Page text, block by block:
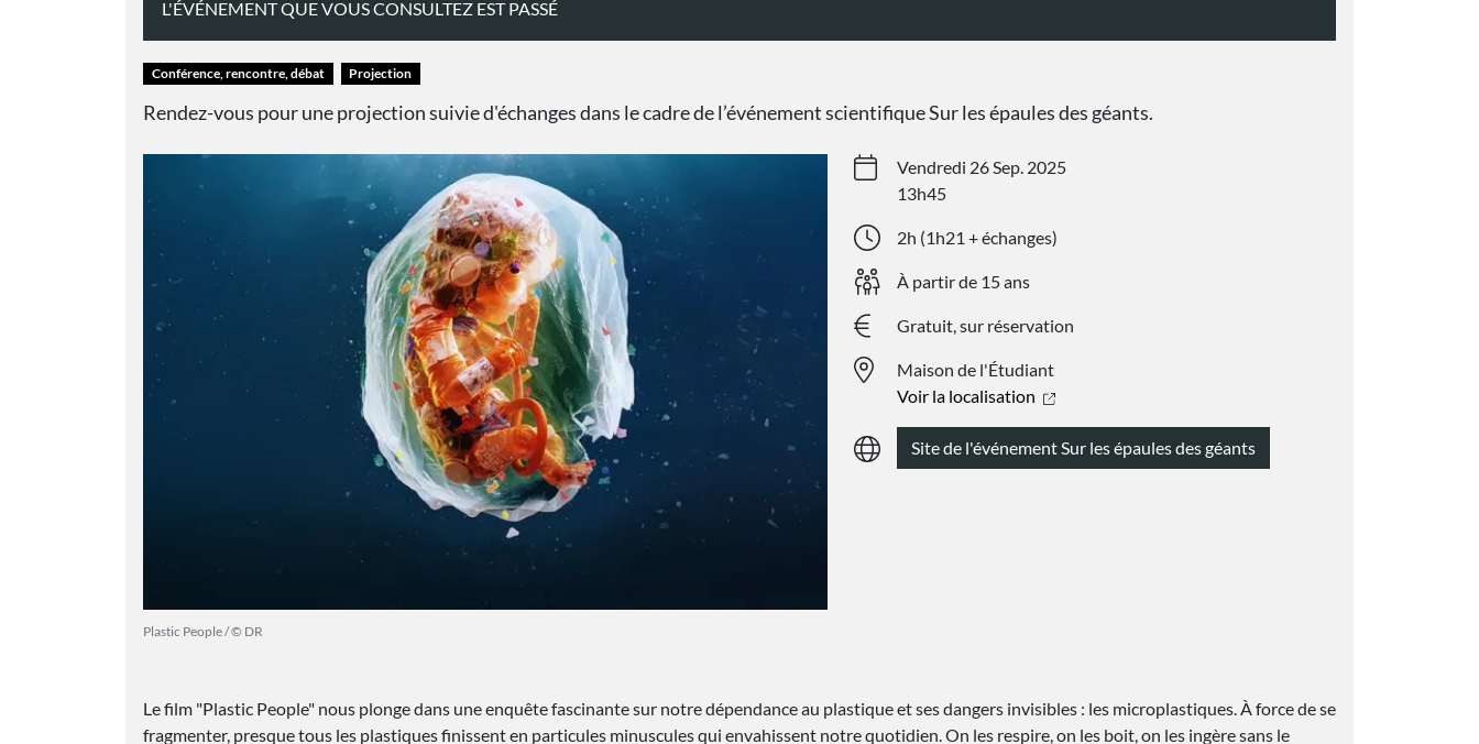
L'ÉVÉNEMENT QUE VOUS CONSULTEZ EST PASSÉ
Conférence, rencontre, débat Projection
Rendez-vous pour une projection suivie d'échanges dans le cadre de l’événement scientifique Sur les épaules des géants.
Plastic People / © DR
Vendredi 26 Sep. 2025
13h45
2h (1h21 + échanges)
À partir de 15 ans
Gratuit, sur réservation
Maison de l'Étudiant
Voir la localisation
Site de l'événement Sur les épaules des géants
Le film "Plastic People" nous plonge dans une enquête fascinante sur notre dépendance au plastique et ses dangers invisibles : les microplastiques. À force de se
fragmenter, presque tous les plastiques finissent en particules minuscules qui envahissent notre quotidien. On les respire, on les boit, on les ingère sans le